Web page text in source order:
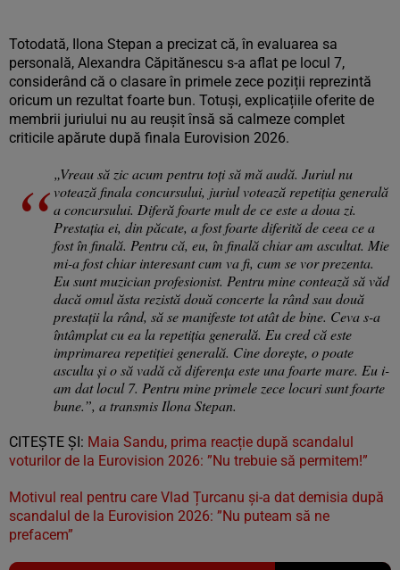
Totodată, Ilona Stepan a precizat că, în evaluarea sa
personală, Alexandra Căpitănescu s-a aflat pe locul 7,
considerând că o clasare în primele zece poziții reprezintă
oricum un rezultat foarte bun. Totuși, explicațiile oferite de
membrii juriului nu au reușit însă să calmeze complet
criticile apărute după finala Eurovision 2026.
„Vreau să zic acum pentru toți să mă audă. Juriul nu
votează finala concursului, juriul votează repetiția generală
a concursului. Diferă foarte mult de ce este a doua zi.
Prestația ei, din păcate, a fost foarte diferită de ceea ce a
fost în finală. Pentru că, eu, în finală chiar am ascultat. Mie
mi-a fost chiar interesant cum va fi, cum se vor prezenta.
Eu sunt muzician profesionist. Pentru mine contează să văd
dacă omul ăsta rezistă două concerte la rând sau două
prestații la rând, să se manifeste tot atât de bine. Ceva s-a
întâmplat cu ea la repetiția generală. Eu cred că este
imprimarea repetiției generală. Cine dorește, o poate
asculta și o să vadă că diferența este una foarte mare. Eu i-
am dat locul 7. Pentru mine primele zece locuri sunt foarte
bune.”, a transmis Ilona Stepan.
CITEȘTE ȘI: Maia Sandu, prima reacție după scandalul
voturilor de la Eurovision 2026: ”Nu trebuie să permitem!”
Motivul real pentru care Vlad Țurcanu și-a dat demisia după
scandalul de la Eurovision 2026: ”Nu puteam să ne
prefacem”